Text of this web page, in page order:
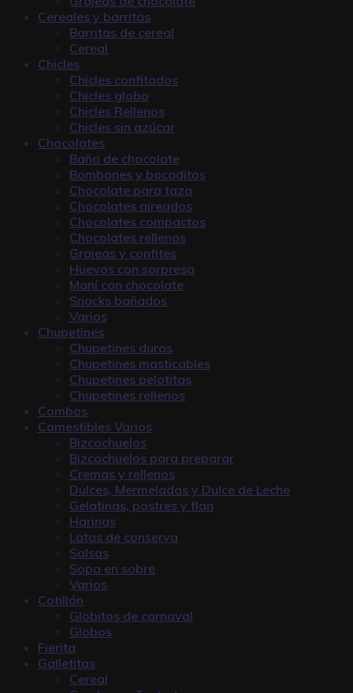
Cereales y barritas
Barritas de cereal
Cereal
Chicles
Chicles confitados
Chicles globo
Chicles Rellenos
Chicles sin azúcar
Chocolates
Baño de chocolate
Bombones y bocaditos
Chocolate para taza
Chocolates aireados
Chocolates compactos
Chocolates rellenos
Grajeas y confites
Huevos con sorpresa
Maní con chocolate
Snacks bañados
Varios
Chupetines
Chupetines duros
Chupetines masticables
Chupetines pelotitas
Chupetines rellenos
Combos
Comestibles Varios
Bizcochuelos
Bizcochuelos para preparar
Cremas y rellenos
Dulces, Mermeladas y Dulce de Leche
Gelatinas, postres y flan
Harinas
Latas de conserva
Salsas
Sopa en sobre
Varios
Cotillón
Globitos de carnaval
Globos
Fierita
Galletitas
Cereal